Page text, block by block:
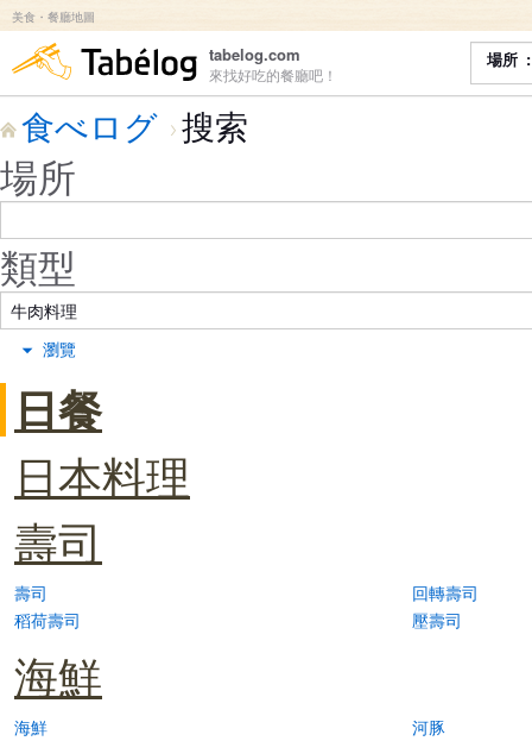
美食・餐廳地圖
食べログ
tabelog.com
來找好吃的餐廳吧！
場所
食べログ 搜索
場所
類型
瀏覽
日餐
日本料理
壽司
壽司
回轉壽司
稻荷壽司
壓壽司
海鮮
海鮮
河豚